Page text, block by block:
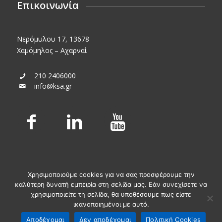
Επικοινωνία
Νερόμυλου 17, 13678
Χαμόμηλος – Αχαρναί
210 2406000
info@ksa.gr
© KSA Powered byMedia Planners
Χρησιμοποιούμε cookies για να σας προσφέρουμε την
καλύτερη δυνατή εμπειρία στη σελίδα μας. Εάν συνεχίσετε να
χρησιμοποιείτε τη σελίδα, θα υποθέσουμε πως είστε
ικανοποιημένοι με αυτό.
Αποδέχομαι
Δεν αποδέχομαι Πολιτική Cookies